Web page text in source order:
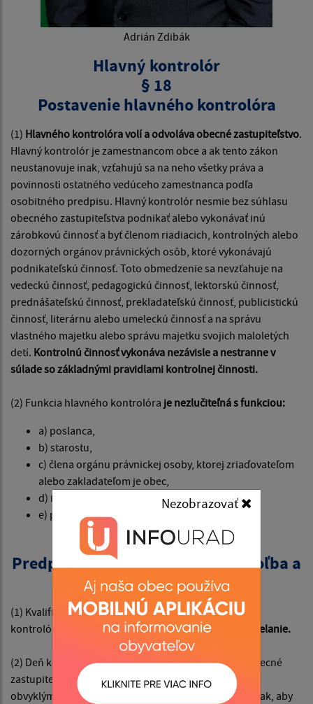
Nezobrazovať
Adrián Zdibák
Hlavný kontrolór
§ 18
Postavenie hlavného kontrolóra
(1) Hlavného kontrolóra volí a odvoláva obecné zastupiteľstvo.
Hlavný kontrolór je zamestnancom obce a ak tento zákon
neustanovuje inak, vzťahujú sa na neho všetky práva a
povinnosti ostatného vedúceho zamestnanca podľa
osobitného predpisu. Hlavný kontrolór nesmie bez súhlasu
obecného zastupiteľstva podnikať alebo vykonávať inú
zárobkovú činnosť a byť členom riadiacich, kontrolných alebo
dozorných orgánov právnických osôb, ktoré vykonávajú
podnikateľskú činnosť. Toto obmedzenie sa nevzťahuje na
vedeckú činnosť, pedagogickú činnosť, lektorskú činnosť,
prednášateľskú činnosť, prekladateľskú činnosť, publicistickú
činnosť, literárnu alebo umeleckú činnosť a na správu
vlastného majetku alebo správu majetku svojich maloletých
detí. Kontrolnú činnosť vykonáva nezávisle a nestranne v
súlade so základnými pravidlami kontrolnej činnosti.
(2) Funkcia hlavného kontrolóra je nezlučiteľná s funkciou:
a) poslanca,
b) starostu,
c) člena orgánu právnickej osoby, ktorej zriaďovateľom
alebo zakladateľom je obec,
d) iného zamestnanca obce,
e) podľa osobitného zákona.
§ 18a
Predpoklady na výkon funkcie, voľba a
skončenie výkonu funkcie
(1) Kvalifikačným predpokladom na funkciu hlavného
kontrolóra je
ukončené minimálne úplné stredné vzdelanie.
(2) Deň konania voľby hlavného kontrolóra vyhlási obecné
zastupiteľstvo na úradnej tabuli a spôsobom v mieste
obvyklým najmenej 40 dní pred dňom konania voľby tak, aby